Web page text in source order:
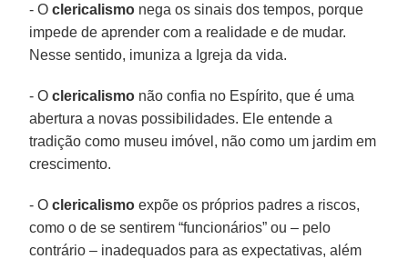
- Oclericalismo nega os sinais dos tempos, porque
impede de aprender com a realidade e de mudar.
Nesse sentido, imuniza a Igreja da vida.
- Oclericalismo não confia no Espírito, que é uma
abertura a novas possibilidades. Ele entende a
tradição como museu imóvel, não como um jardim em
crescimento.
- Oclericalismo expõe os próprios padres a riscos,
como o de se sentirem “funcionários” ou – pelo
contrário – inadequados para as expectativas, além